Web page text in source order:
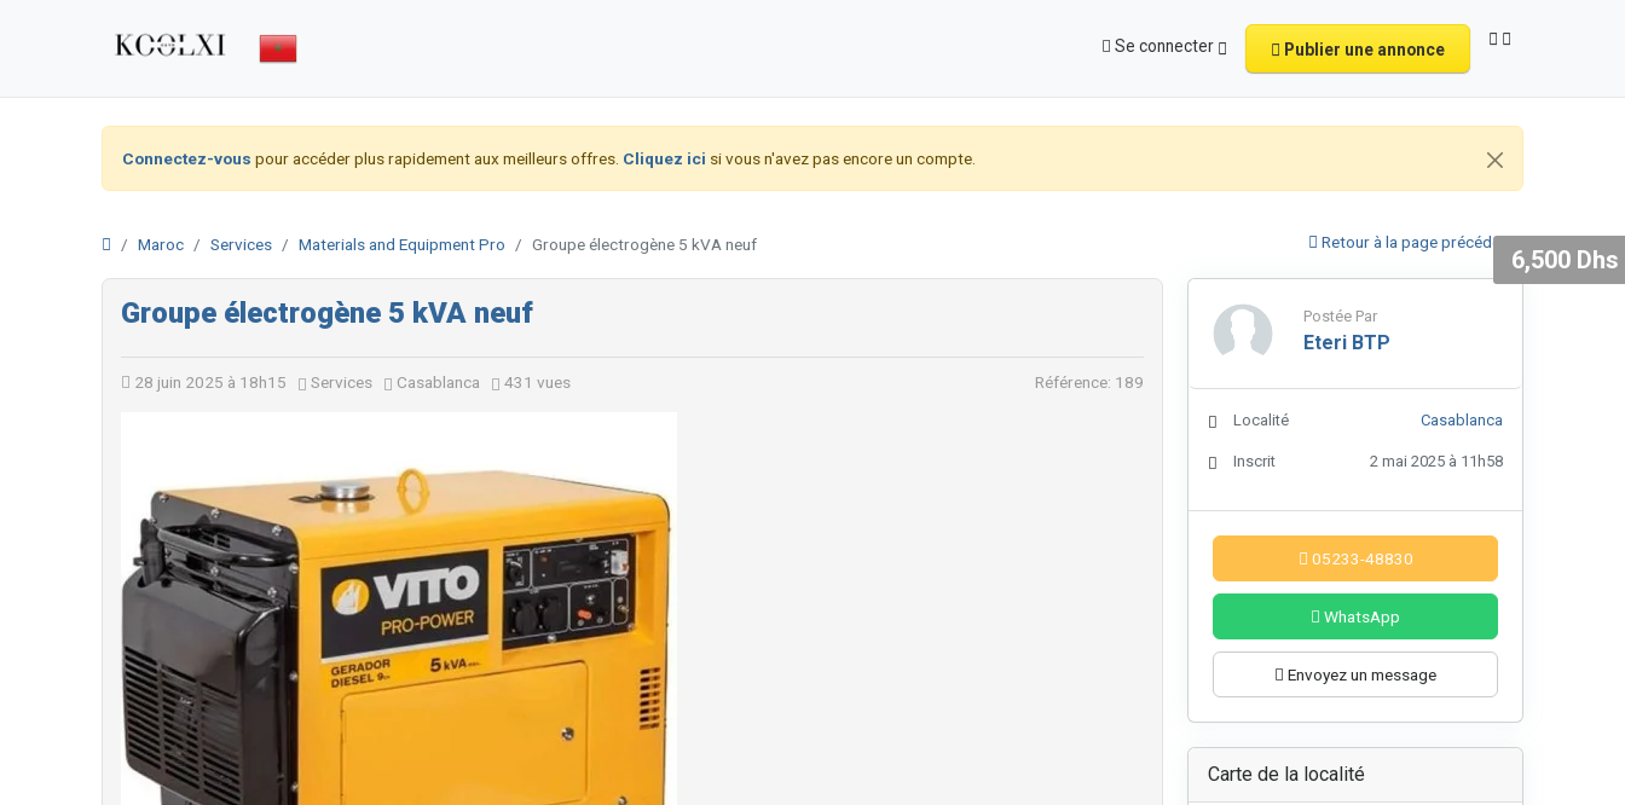
Se connecter Publier une annonce
Connectez-vous pour accéder plus rapidement aux meilleurs offres. Cliquez ici si vous n'avez pas encore un compte.
Maroc Services Materials and Equipment Pro Groupe électrogène 5 kVA neuf Retour à la page précédente
Groupe électrogène 5 kVA neuf
28 juin 2025 à 18h15 Services Casablanca 431 vues Référence: 189
6,500 Dhs
Postée Par
Eteri BTP
Localité Casablanca
Inscrit 2 mai 2025 à 11h58
05233-48830
WhatsApp
Envoyez un message
Carte de la localité